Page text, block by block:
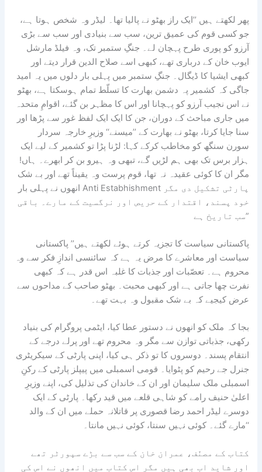
پھر لکھتے ہیں ’’ایک راز بھٹو نے پالیا تھا۔ لیڈر وہ شخص ہوتا ہے،
جو کسی قوم کی عمیق ترین، سب سے بنیادی اور سب سے بڑی
آرزو کو پوری طرح پہچان لے۔ جنگِ ستمبر تک، وہ فیلڈ مارشل
ایوب خان کے درباری تھے، کبھی اسے صلاح الدین قرار دیتے اور
کبھی ایشیا کا ڈیگال۔ جنگِ ستمبر میں پہلی بار دلوں میں یہ امید
جاگی کہ کشمیر پہ دشمن بھارت کا تسلّط تمام ہوسکتا ہے، بھٹو
نے اس نجیب آرزو کو پہچانا اور اس کا مظہر بن گئے، اقوامِ متحدہ
میں جاری مباحث کے دوران، جن کا ایک ایک لفظ غور سے پڑھا اور
سنا جایا کرتا، بھٹو نے بھارت کے ’’میسنے‘‘ وزیرِ خارجہ سردار
سورن سنگھ کو مخاطب کرکے کہا: لڑنا پڑا تو کشمیر کے لیے ایک
ہزار برس تک بھی ہم لڑیں گے، تبھی وہ ہیرو بن کر ابھرے۔ ہاں!
مگر ان کا کوئی عقیدہ نہ تھا، قوم پرست وہ یقیناً تھے اور بے شک
انھوں نے پہلی بار Anti Estabhishment پارٹی تشکیل دی مگر
خود پسند، اقتدار کے حریص اور نرگسیت کے مارے۔ باقی
سب تاریخ ہے”
پاکستانی سیاست کا تجزیہ کرتے ہوئے لکھتے ہیں’’ پاکستانی
سیاست اور معاشرے کا مرض یہ ہے کہ سائنسی اندازِ فکر سے وہ
محروم ہے۔ تعصّبات اور جذبات کا غلبہ اس قدر ہے کہ کبھی
نفرت چھا جاتی ہے اور کبھی محبت۔ بھٹو صاحب کے مداحوں سے
عرض کیجیے کہ بے شک مقبول وہ بہت تھے۔
بجا کہ ملک کو انھوں نے دستور عطا کیا، ایٹمی پروگرام کی بنیاد
رکھی، جذباتی توازن سے مگر وہ محروم تھے اور پرلے درجے کے
انتقام پسند۔ دوسروں کا تو ذکر ہی کیا، اپنی پارٹی کے سیکریٹری
جنرل جے رحیم کو پٹوایا۔ قومی اسمبلی میں پیپلز پارٹی کے رکنِ
اسمبلی ملک سلیمان اور ان کے خاندان کی تذلیل کی، اپنے وزیرِ
اعلیٰ حنیف رامے کو شاہی قلعے میں قید رکھا۔ پارٹی کے ایک
دوسرے لیڈر احمد رضا قصوری پر قاتلانہ حملے میں ان کے والد
مارے گئے۔ کوئی نہیں سنتا، کوئی نہیں مانتا۔‘‘
کتاب کے مصنّف، عمران خان کے سب سے بڑے سپورٹر تھے
اور شاید اب بھی ہیں مگر اس کتاب میں انھوں نے اس کی